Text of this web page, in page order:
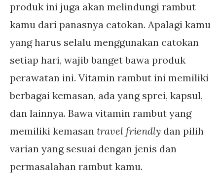
produk ini juga akan melindungi rambut
kamu dari panasnya catokan. Apalagi kamu
yang harus selalu menggunakan catokan
setiap hari, wajib banget bawa produk
perawatan ini. Vitamin rambut ini memiliki
berbagai kemasan, ada yang sprei, kapsul,
dan lainnya. Bawa vitamin rambut yang
memiliki kemasan travel friendly dan pilih
varian yang sesuai dengan jenis dan
permasalahan rambut kamu.